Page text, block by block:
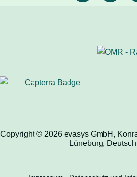
Copyright © 2026 evasys GmbH,
Lüneburg,